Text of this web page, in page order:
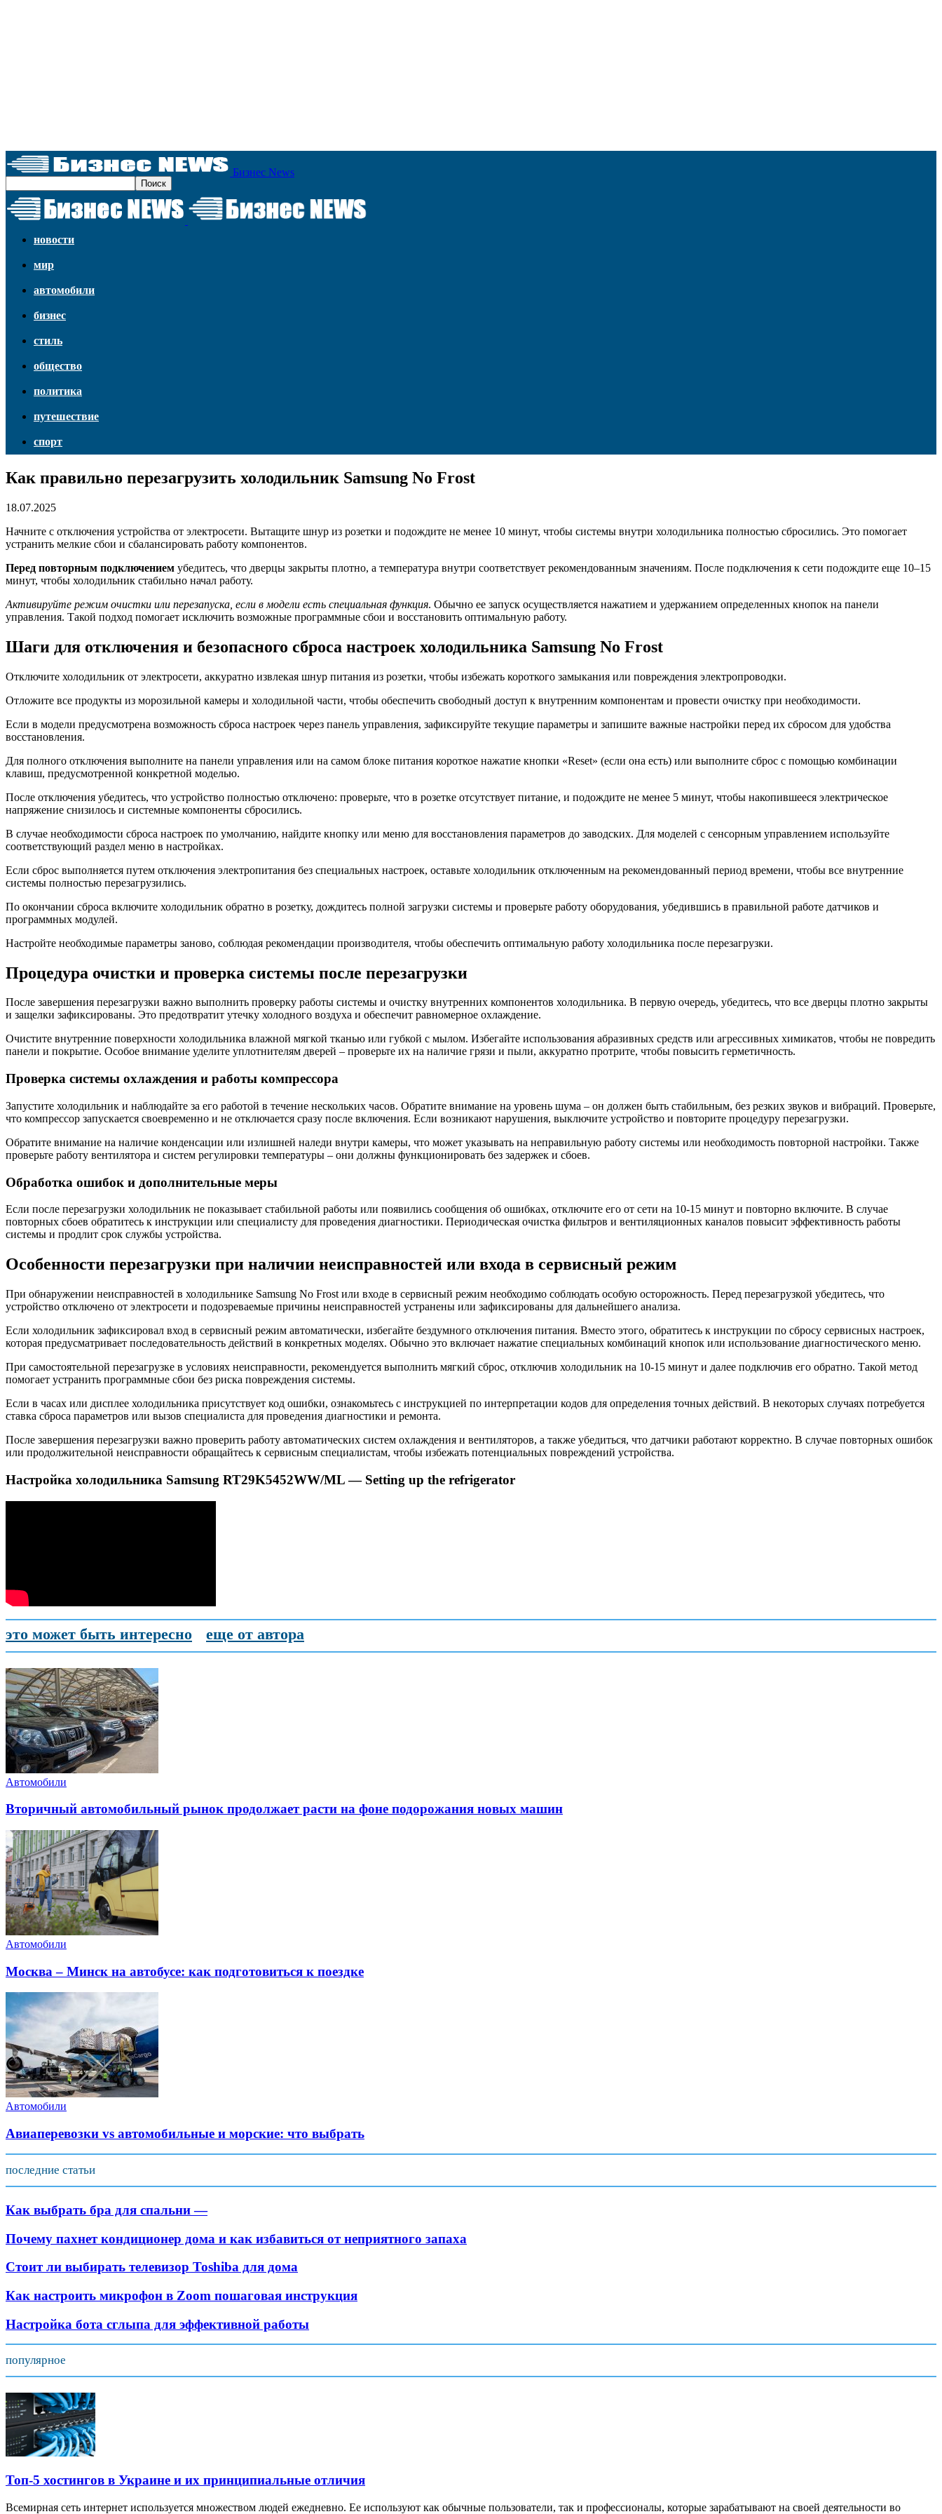
Бизнес News
новости
мир
автомобили
бизнес
стиль
общество
политика
путешествие
спорт
Как правильно перезагрузить холодильник Samsung No Frost
18.07.2025
Начните с отключения устройства от электросети. Вытащите шнур из розетки и подождите не менее 10 минут, чтобы системы внутри холодильника полностью сбросились. Это помогает
устранить мелкие сбои и сбалансировать работу компонентов.
Перед повторным подключением убедитесь, что дверцы закрыты плотно, а температура внутри соответствует рекомендованным значениям. После подключения к сети подождите еще 10–15
минут, чтобы холодильник стабильно начал работу.
Активируйте режим очистки или перезапуска, если в модели есть специальная функция. Обычно ее запуск осуществляется нажатием и удержанием определенных кнопок на панели
управления. Такой подход помогает исключить возможные программные сбои и восстановить оптимальную работу.
Шаги для отключения и безопасного сброса настроек холодильника Samsung No Frost
Отключите холодильник от электросети, аккуратно извлекая шнур питания из розетки, чтобы избежать короткого замыкания или повреждения электропроводки.
Отложите все продукты из морозильной камеры и холодильной части, чтобы обеспечить свободный доступ к внутренним компонентам и провести очистку при необходимости.
Если в модели предусмотрена возможность сброса настроек через панель управления, зафиксируйте текущие параметры и запишите важные настройки перед их сбросом для удобства
восстановления.
Для полного отключения выполните на панели управления или на самом блоке питания короткое нажатие кнопки «Reset» (если она есть) или выполните сброс с помощью комбинации
клавиш, предусмотренной конкретной моделью.
После отключения убедитесь, что устройство полностью отключено: проверьте, что в розетке отсутствует питание, и подождите не менее 5 минут, чтобы накопившееся электрическое
напряжение снизилось и системные компоненты сбросились.
В случае необходимости сброса настроек по умолчанию, найдите кнопку или меню для восстановления параметров до заводских. Для моделей с сенсорным управлением используйте
соответствующий раздел меню в настройках.
Если сброс выполняется путем отключения электропитания без специальных настроек, оставьте холодильник отключенным на рекомендованный период времени, чтобы все внутренние
системы полностью перезагрузились.
По окончании сброса включите холодильник обратно в розетку, дождитесь полной загрузки системы и проверьте работу оборудования, убедившись в правильной работе датчиков и
программных модулей.
Настройте необходимые параметры заново, соблюдая рекомендации производителя, чтобы обеспечить оптимальную работу холодильника после перезагрузки.
Процедура очистки и проверка системы после перезагрузки
После завершения перезагрузки важно выполнить проверку работы системы и очистку внутренних компонентов холодильника. В первую очередь, убедитесь, что все дверцы плотно закрыты
и защелки зафиксированы. Это предотвратит утечку холодного воздуха и обеспечит равномерное охлаждение.
Очистите внутренние поверхности холодильника влажной мягкой тканью или губкой с мылом. Избегайте использования абразивных средств или агрессивных химикатов, чтобы не повредить
панели и покрытие. Особое внимание уделите уплотнителям дверей – проверьте их на наличие грязи и пыли, аккуратно протрите, чтобы повысить герметичность.
Проверка системы охлаждения и работы компрессора
Запустите холодильник и наблюдайте за его работой в течение нескольких часов. Обратите внимание на уровень шума – он должен быть стабильным, без резких звуков и вибраций. Проверьте,
что компрессор запускается своевременно и не отключается сразу после включения. Если возникают нарушения, выключите устройство и повторите процедуру перезагрузки.
Обратите внимание на наличие конденсации или излишней наледи внутри камеры, что может указывать на неправильную работу системы или необходимость повторной настройки. Также
проверьте работу вентилятора и систем регулировки температуры – они должны функционировать без задержек и сбоев.
Обработка ошибок и дополнительные меры
Если после перезагрузки холодильник не показывает стабильной работы или появились сообщения об ошибках, отключите его от сети на 10-15 минут и повторно включите. В случае
повторных сбоев обратитесь к инструкции или специалисту для проведения диагностики. Периодическая очистка фильтров и вентиляционных каналов повысит эффективность работы
системы и продлит срок службы устройства.
Особенности перезагрузки при наличии неисправностей или входа в сервисный режим
При обнаружении неисправностей в холодильнике Samsung No Frost или входе в сервисный режим необходимо соблюдать особую осторожность. Перед перезагрузкой убедитесь, что
устройство отключено от электросети и подозреваемые причины неисправностей устранены или зафиксированы для дальнейшего анализа.
Если холодильник зафиксировал вход в сервисный режим автоматически, избегайте бездумного отключения питания. Вместо этого, обратитесь к инструкции по сбросу сервисных настроек,
которая предусматривает последовательность действий в конкретных моделях. Обычно это включает нажатие специальных комбинаций кнопок или использование диагностического меню.
При самостоятельной перезагрузке в условиях неисправности, рекомендуется выполнить мягкий сброс, отключив холодильник на 10-15 минут и далее подключив его обратно. Такой метод
помогает устранить программные сбои без риска повреждения системы.
Если в часах или дисплее холодильника присутствует код ошибки, ознакомьтесь с инструкцией по интерпретации кодов для определения точных действий. В некоторых случаях потребуется
ставка сброса параметров или вызов специалиста для проведения диагностики и ремонта.
После завершения перезагрузки важно проверить работу автоматических систем охлаждения и вентиляторов, а также убедиться, что датчики работают корректно. В случае повторных ошибок
или продолжительной неисправности обращайтесь к сервисным специалистам, чтобы избежать потенциальных повреждений устройства.
Настройка холодильника Samsung RT29K5452WW/ML — Setting up the refrigerator
это может быть интересно еще от автора
Автомобили
Вторичный автомобильный рынок продолжает расти на фоне подорожания новых машин
Автомобили
Москва – Минск на автобусе: как подготовиться к поездке
Автомобили
Авиаперевозки vs автомобильные и морские: что выбрать
последние статьи
Как выбрать бра для спальни —
Почему пахнет кондиционер дома и как избавиться от неприятного запаха
Стоит ли выбирать телевизор Тоshiba для дома
Как настроить микрофон в Zoom пошаговая инструкция
Настройка бота сглыпа для эффективной работы
популярное
Топ-5 хостингов в Украине и их принципиальные отличия
Всемирная сеть интернет используется множеством людей ежедневно. Ее используют как обычные пользователи, так и профессионалы, которые зарабатывают на своей деятельности во